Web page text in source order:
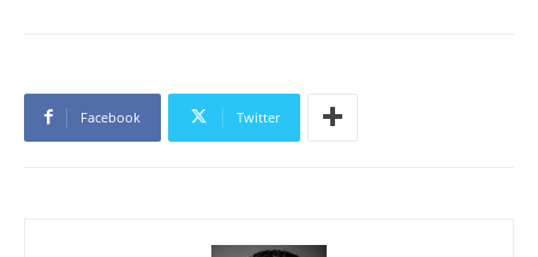
Facebook Twitter